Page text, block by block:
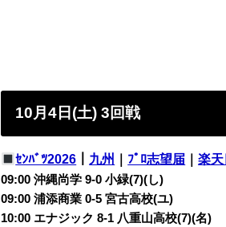
10月4日(土) 3回戦
ｾﾝﾊﾞﾂ2026 九州 ﾌﾟﾛ志望届 ｜楽天
09:00 沖縄尚学 9-0 小緑(7)(し)
09:00 浦添商業 0-5 宮古高校(ユ)
10:00 エナジック 8-1 八重山高校(7)(名)